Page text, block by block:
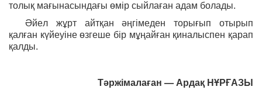
толық мағынасындағы өмір сыйлаған адам болады.
Әйел жұрт айтқан әңгімеден торығып отырып
қалған күйеуіне өзгеше бір мұңайған қиналыспен қарап
қалды.
Тәржімалаған — Ардақ НҰРҒАЗЫ